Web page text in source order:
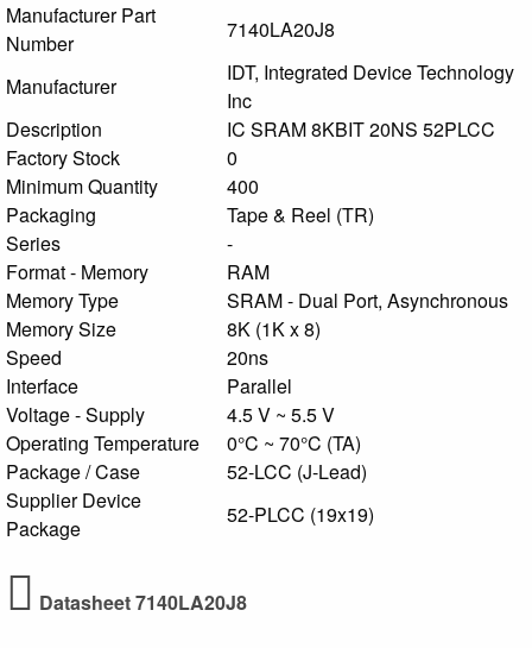
Manufacturer Part
Number
7140LA20J8
Manufacturer
IDT, Integrated Device Technology
Inc
Description
IC SRAM 8KBIT 20NS 52PLCC
Factory Stock
0
Minimum Quantity
400
Packaging
Tape & Reel (TR)
Series
-
Format - Memory
RAM
Memory Type
SRAM - Dual Port, Asynchronous
Memory Size
8K (1K x 8)
Speed
20ns
Interface
Parallel
Voltage - Supply
4.5 V ~ 5.5 V
Operating Temperature
0°C ~ 70°C (TA)
Package / Case
52-LCC (J-Lead)
Supplier Device
Package
52-PLCC (19x19)
Datasheet 7140LA20J8